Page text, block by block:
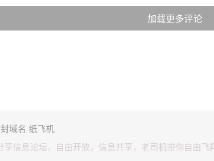
加载更多评论
域名 纸飞机
享信息论坛，自由开放，信息共享，老司机带你自由飞